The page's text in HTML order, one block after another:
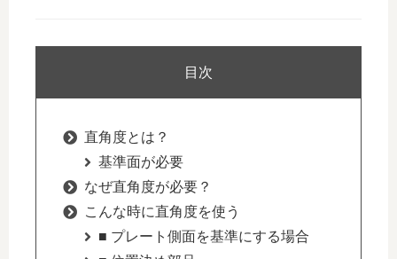
目次
直角度とは？
基準面が必要
なぜ直角度が必要？
こんな時に直角度を使う
■ プレート側面を基準にする場合